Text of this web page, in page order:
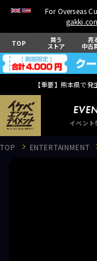
For Overseas
TOP 買う
ストア
売
中古
【重要】熊本県で
イベント
TOP ENTERTAINMENT